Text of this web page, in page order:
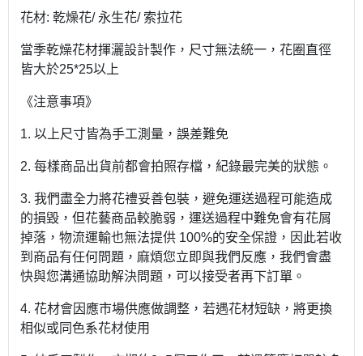
花材: 乾燥花/ 永生花/ 索拉花
當季乾燥花材揮灑設計製作，尺寸無法統一，花圈直徑
皆大於25*25以上
《注意事項》
1. 以上尺寸皆為手工測量，誤差難免
2. 每樣商品出貨前都會拍照存檔，紀錄最完美的狀態。
3. 我們盡全力將花禮妥善包裝，避免運送過程可能造成
的損毀，但花藝商品較脆弱，運送過程中難免會有花屑
掉落，物流運輸也無法提供 100%的安全保證，因此若收
到商品有任何問題，麻煩您立即與我們反應，我們會盡
快與您溝通協助解決問題，可以接受者再下訂單。
4. 花材會因應市場供應做調整，若遇花材短缺，將更換
相似或同色系花材使用